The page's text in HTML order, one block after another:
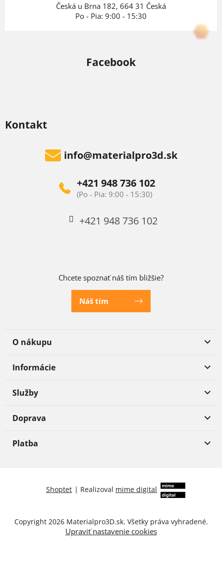
Kontakt
info@materialpro3d.sk
+421 948 736 102
+421 948 736 102
Chcete spoznať náš tím bližšie?
Náš tím
O nákupu
Informácie
Služby
Česká u Brna 182, 664 31 Česká
Po - Pia: 9:00 - 15:30
Facebook
Doprava
Platba
Shoptet | Realizoval mime digital
Copyright 2026 Materialpro3D.sk. Všetky práva vyhradené.
Upraviť nastavenie cookies